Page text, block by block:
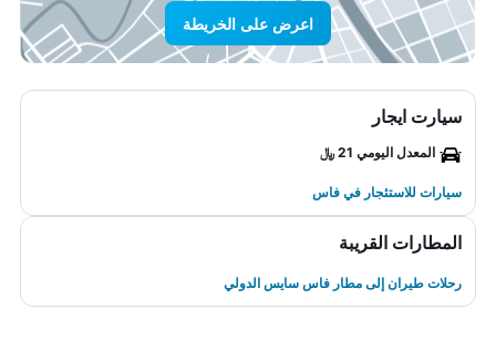
اعرض على الخريطة
سيارت ايجار
المعدل اليومي 21 ﷼
سيارات للاستئجار في فاس
المطارات القريبة
رحلات طيران إلى مطار فاس سايس الدولي